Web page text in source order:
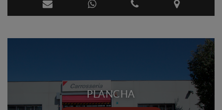
PLANCHA